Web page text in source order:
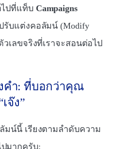
ปที่แท็บ Campaigns
บแต่งคอลัมน์ (Modify
วเลขจริงที่เราจะสอนต่อไป
คำ: ที่บอกว่าคุณ
จ๊ง”
มน์นี้ เรียงตามลำดับความ
มากครับ: